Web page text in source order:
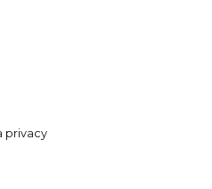
privacy